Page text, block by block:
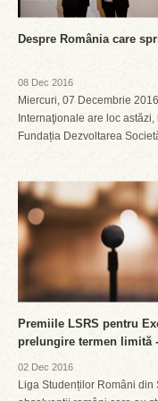
Despre România care
08 Dec 2016
Miercuri, 07 Decembrie
Internaţionale are loc
Fundația Dezvoltarea
Premiile LSRS pentru
prelungire termen limită
02 Dec 2016
Liga Studenților Români din